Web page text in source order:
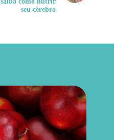
seu cérebro